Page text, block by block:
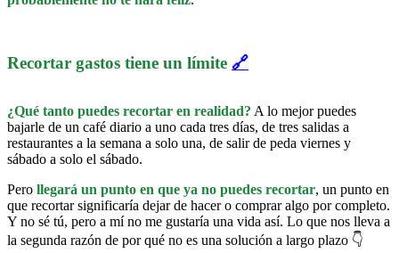
Recortar gastos tiene un límite 🔗
¿Qué tanto puedes recortar en realidad? A lo mejor puedes
bajarle de un café diario a uno cada tres días, de tres salidas a
restaurantes a la semana a solo una, de salir de peda viernes y
sábado a solo el sábado.
Pero llegará un punto en que ya no puedes recortar, un punto en
que recortar significaría dejar de hacer o comprar algo por completo.
Y no sé tú, pero a mí no me gustaría una vida así. Lo que nos lleva a
la segunda razón de por qué no es una solución a largo plazo 👇